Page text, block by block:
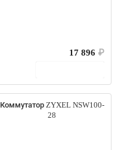
17 896 ₽
Коммутатор ZYXEL NSW100-
28